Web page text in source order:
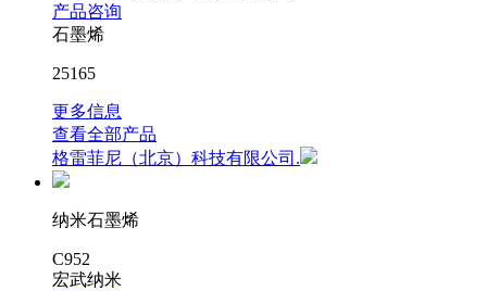
产品咨询
石墨烯
25165
更多信息
查看全部产品
格雷菲尼（北京）科技有限公司.
纳米石墨烯
C952
宏武纳米